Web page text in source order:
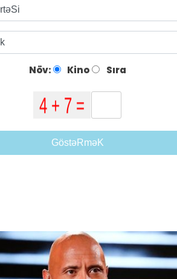
Növ: Kino Sıra
GöstəRməK